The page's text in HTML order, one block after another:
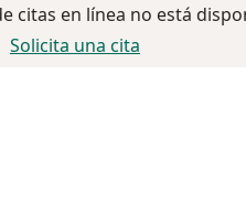
citas en línea no está
Solicita una cita